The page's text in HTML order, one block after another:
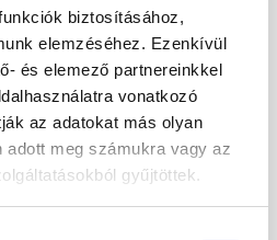
biztosításához,
elemzéséhez. Ezenkívül
és elemező partnereinkkel
vonatkozó
az adatokat más olyan
adott meg számukra vagy az
gyűjtöttek.